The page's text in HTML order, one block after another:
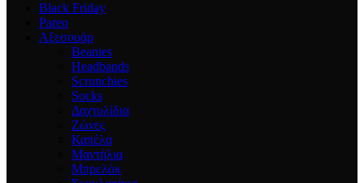
Black Friday
Pareo
Αξεσουάρ
Beanies
Headbands
Scrunchies
Socks
Δαχτυλίδια
Ζώνες
Καπέλα
Μαντήλια
Μπρελόκ